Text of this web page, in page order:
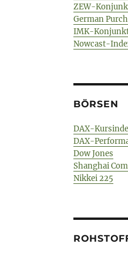
ZEW-
German
IMK-
Nowcast-
BÖRSEN
DAX-
DAX-
Dow Jones
Shanghai
Nikkei 225